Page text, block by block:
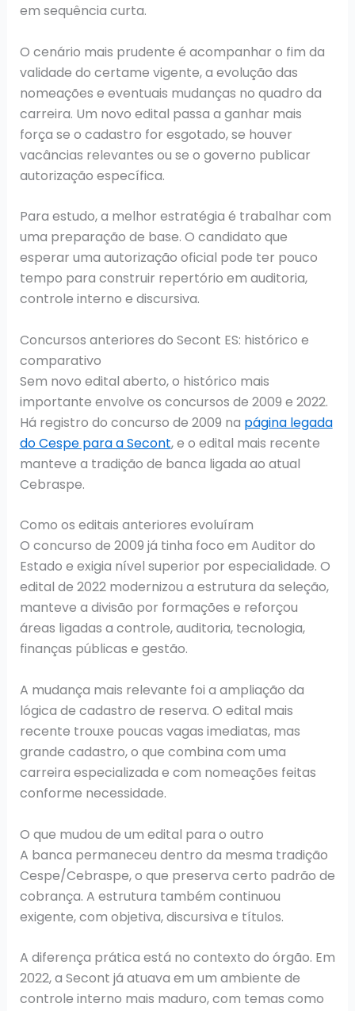
em sequência curta.
O cenário mais prudente é acompanhar o fim da
validade do certame vigente, a evolução das
nomeações e eventuais mudanças no quadro da
carreira. Um novo edital passa a ganhar mais
força se o cadastro for esgotado, se houver
vacâncias relevantes ou se o governo publicar
autorização específica.
Para estudo, a melhor estratégia é trabalhar com
uma preparação de base. O candidato que
esperar uma autorização oficial pode ter pouco
tempo para construir repertório em auditoria,
controle interno e discursiva.
Concursos anteriores do Secont ES: histórico e
comparativo
Sem novo edital aberto, o histórico mais
importante envolve os concursos de 2009 e 2022.
Há registro do concurso de 2009 na página legada
do Cespe para a Secont, e o edital mais recente
manteve a tradição de banca ligada ao atual
Cebraspe.
Como os editais anteriores evoluíram
O concurso de 2009 já tinha foco em Auditor do
Estado e exigia nível superior por especialidade. O
edital de 2022 modernizou a estrutura da seleção,
manteve a divisão por formações e reforçou
áreas ligadas a controle, auditoria, tecnologia,
finanças públicas e gestão.
A mudança mais relevante foi a ampliação da
lógica de cadastro de reserva. O edital mais
recente trouxe poucas vagas imediatas, mas
grande cadastro, o que combina com uma
carreira especializada e com nomeações feitas
conforme necessidade.
O que mudou de um edital para o outro
A banca permaneceu dentro da mesma tradição
Cespe/Cebraspe, o que preserva certo padrão de
cobrança. A estrutura também continuou
exigente, com objetiva, discursiva e títulos.
A diferença prática está no contexto do órgão. Em
2022, a Secont já atuava em um ambiente de
controle interno mais maduro, com temas como